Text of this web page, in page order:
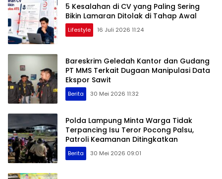
5 Kesalahan di CV yang Paling Sering
Bikin Lamaran Ditolak di Tahap Awal
Lifestyle 16 Juli 2026 11:24
Bareskrim Geledah Kantor dan Gudang
PT MMS Terkait Dugaan Manipulasi Data
Ekspor Sawit
Berita 30 Mei 2026 11:32
Polda Lampung Minta Warga Tidak
Terpancing Isu Teror Pocong Palsu,
Patroli Keamanan Ditingkatkan
Berita 30 Mei 2026 09:01